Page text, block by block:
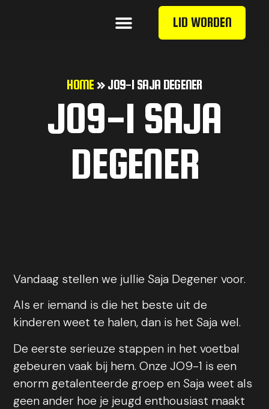
LID WORDEN
HOME » JO9-1 SAJA DEGENER
JO9-1 SAJA
DEGENER
Vandaag stellen we jullie Saja Degener voor.
Als er iemand is die het beste uit de
kinderen weet te halen, dan is het Saja wel.
De eerste serieuze stappen in het voetbal
gebeuren vaak bij hem. Onze JO9-1 is een
enorm getalenteerde groep en Saja weet als
geen ander hoe je jeugd enthousiast maakt